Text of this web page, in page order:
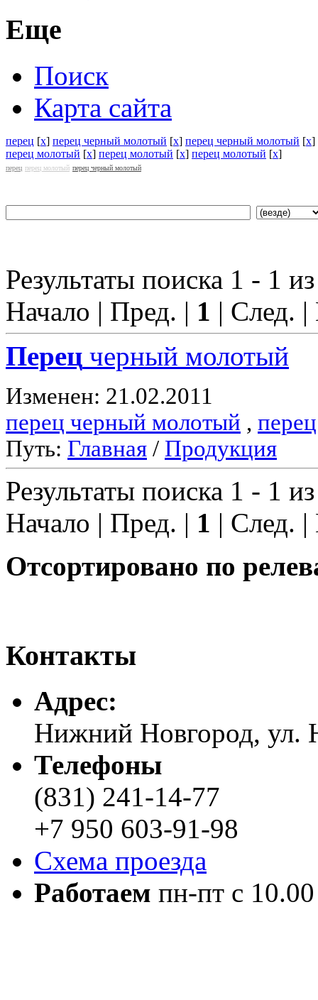
Еще
Поиск
Карта сайта
перец [x] перец черный молотый [x] перец черный молотый [x]
перец молотый [x] перец молотый [x] перец молотый [x]
перец перец молотый перец черный молотый
Результаты поиска 1 - 1
Начало | Пред. | 1 | След.
Перец черный молотый
Изменен: 21.02.2011
перец черный молотый , перец
Путь: Главная / Продукция
Результаты поиска 1 - 1
Начало | Пред. | 1 | След.
Отсортировано по
Контакты
Адреc:
Нижний Новгород, ул.
Телефоны
(831) 241-14-77
+7 950 603-91-98
Схема проезда
Работаем пн-пт с